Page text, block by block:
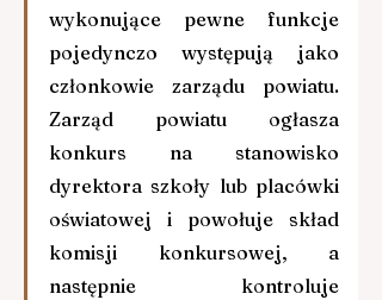
wykonujące pewne funkcje
pojedynczo występują jako
członkowie zarządu powiatu.
Zarząd powiatu ogłasza
konkurs na stanowisko
dyrektora szkoły lub placówki
oświatowej i powołuje skład
komisji konkursowej, a
następnie kontroluje